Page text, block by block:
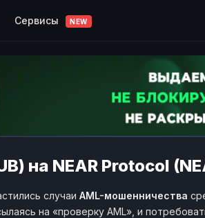
Сервисы NEW
на NEAR Protocol
случаи AML-мошенничества
на «проверку AML», и